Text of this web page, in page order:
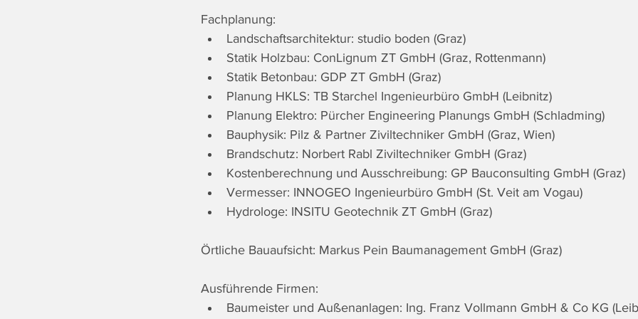
Fachplanung:
Landschaftsarchitektur: studio boden (Graz)
Statik Holzbau: ConLignum ZT GmbH (Graz, Rottenmann)
Statik Betonbau: GDP ZT GmbH (Graz)
Planung HKLS: TB Starchel Ingenieurbüro GmbH (Leibnitz)
Planung Elektro: Pürcher Engineering Planungs GmbH (Schladming)
Bauphysik: Pilz & Partner Ziviltechniker GmbH (Graz, Wien)
Brandschutz: Norbert Rabl Ziviltechniker GmbH (Graz)
Kostenberechnung und Ausschreibung: GP Bauconsulting GmbH (Graz)
Vermesser: INNOGEO Ingenieurbüro GmbH (St. Veit am Vogau)
Hydrologe: INSITU Geotechnik ZT GmbH (Graz)
Örtliche Bauaufsicht: Markus Pein Baumanagement GmbH (Graz)
Ausführende Firmen:
Baumeister und Außenanlagen: Ing. Franz Vollmann GmbH & Co KG